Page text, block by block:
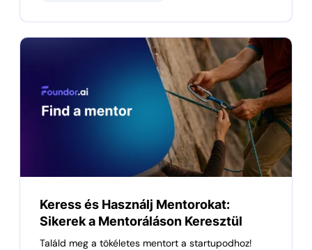
Keress és Használj Mentorokat:
Sikerek a Mentoráláson Keresztül
Találd meg a tökéletes mentort a startupodhoz!